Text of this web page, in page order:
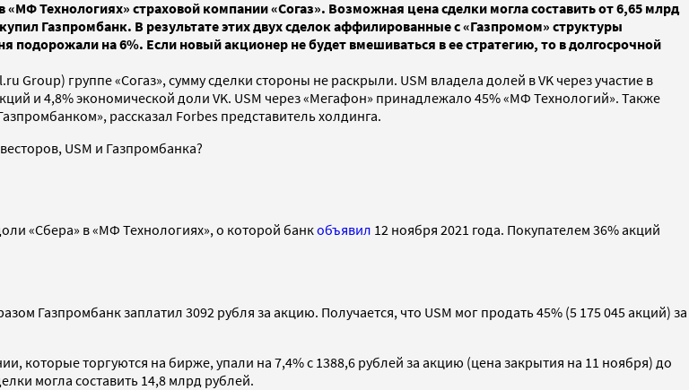
Технологиях» страховой компании «Согаз». Возможная цена сделки могла составить от 6,65 млрд
Газпромбанк. В результате этих двух сделок аффилированные с «Газпромом» структуры
на 6%. Если новый акционер не будет вмешиваться в ее стратегию, то в долгосрочной
Group) группе «Согаз», сумму сделки стороны не раскрыли. USM владела долей в VK через участие в
и 4,8% экономической доли VK. USM через «Мегафон» принадлежало 45% «МФ Технологий». Также
рассказал Forbes представитель холдинга.
USM и Газпромбанка?
«Сбера» в «МФ Технологиях», о которой банкобъявил 12 ноября 2021 года. Покупателем 36% акций
Газпромбанк заплатил 3092 рубля за акцию. Получается, что USM мог продать 45% (5 175 045 акций) за
которые торгуются на бирже, упали на 7,4% с 1388,6 рублей за акцию (цена закрытия на 11 ноября) до
могла составить 14,8 млрд рублей.